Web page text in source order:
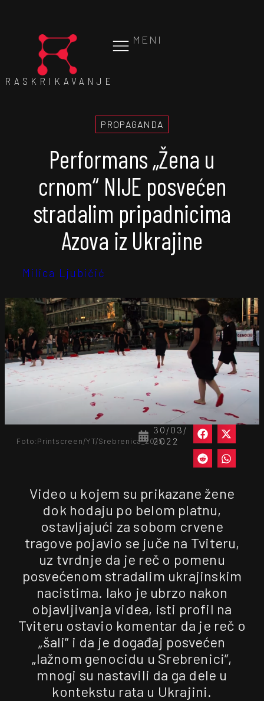
MENI
RASKRIKAVANJE
PROPAGANDA
Performans „Žena u
crnom“ NIJE posvećen
stradalim pripadnicima
Azova iz Ukrajine
Milica Ljubičić
30/03/
2022
Foto:Printscreen/YT/Srebrenica_2015.
Video u kojem su prikazane žene
dok hodaju po belom platnu,
ostavljajući za sobom crvene
tragove pojavio se juče na Tviteru,
uz tvrdnje da je reč o pomenu
posvećenom stradalim ukrajinskim
nacistima. Iako je ubrzo nakon
objavljivanja videa, isti profil na
Tviteru ostavio komentar da je reč o
„šali” i da je događaj posvećen
„lažnom genocidu u Srebrenici”,
mnogi su nastavili da ga dele u
kontekstu rata u Ukrajini.